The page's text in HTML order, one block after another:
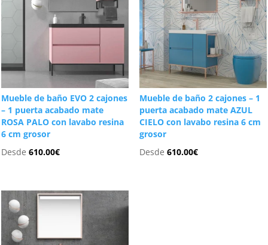
Mueble de baño EVO 2 cajones
– 1 puerta acabado mate
ROSA PALO con lavabo resina
6 cm grosor
Desde610.00€
Mueble de baño 2 cajones – 1
puerta acabado mate AZUL
CIELO con lavabo resina 6 cm
grosor
Desde 610.00€